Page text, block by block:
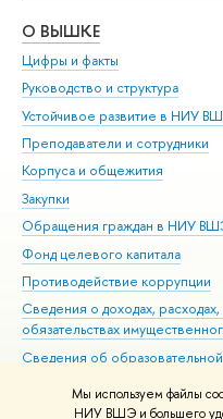
Мы используем файлы
НИУ ВШЭ и большего
О ВЫШКЕ
Цифры и факты
Руководство и структура
Устойчивое развитие в НИУ
Преподаватели и сотрудники
Корпуса и общежития
Закупки
Обращения граждан в НИУ
Фонд целевого капитала
Противодействие коррупции
Сведения о доходах,
обязательствах
Сведения об образовательной
Людям с ограниченными
Единая платежная страница